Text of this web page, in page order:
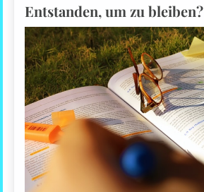
Entstanden, um zu bleiben?